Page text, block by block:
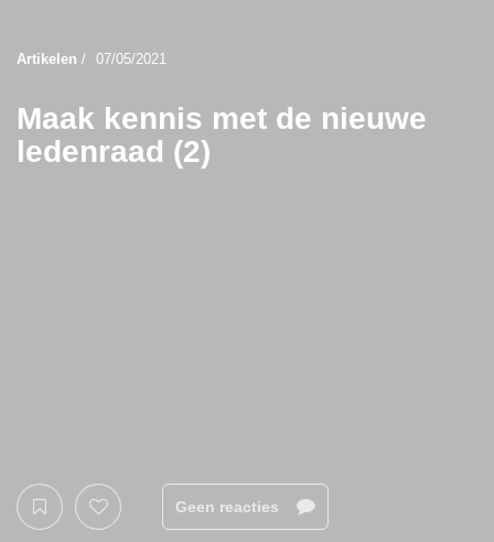
Artikelen / 07/05/2021
Maak kennis met de nieuwe
ledenraad (2)
Geen reacties